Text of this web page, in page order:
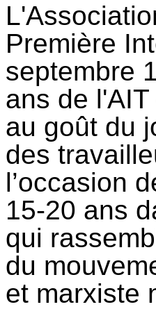
Première
septembre
ans de
au goût du
des
l’occasion
15-20 ans
qui
du
et marxiste